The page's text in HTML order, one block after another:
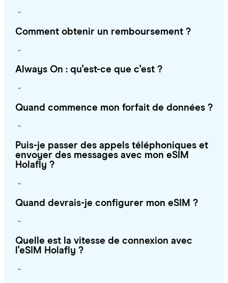
Comment obtenir un remboursement ?
Always On : qu'est-ce que c'est ?
Quand commence mon forfait de données ?
Puis-je passer des appels téléphoniques et
envoyer des messages avec mon eSIM
Holafly ?
Quand devrais-je configurer mon eSIM ?
Quelle est la vitesse de connexion avec
l'eSIM Holafly ?